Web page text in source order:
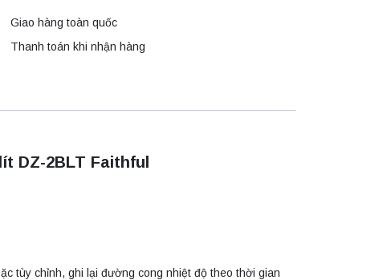
Giao hàng toàn quốc
Thanh toán khi nhận hàng
DZ-2BLT Faithful
tùy chỉnh, ghi lại đường cong nhiệt độ theo thời gian